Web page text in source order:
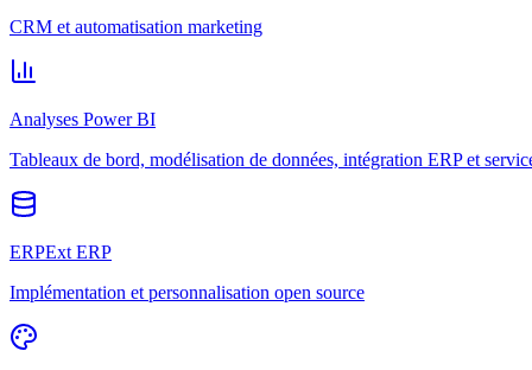
CRM et automatisation marketing
Analyses Power BI
Tableaux de bord, modélisation de données, intégration ERP et
ERPExt ERP
Implémentation et personnalisation open source